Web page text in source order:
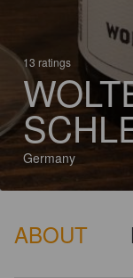
13 ratings
Germany
ABOUT